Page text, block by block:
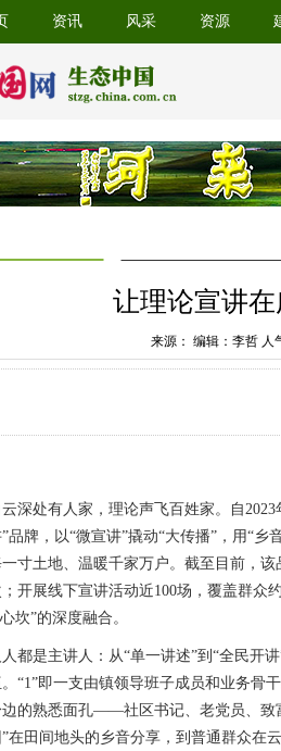
资讯 风采 资源
让理论宣讲
来源： 编辑：李哲 人
云深处有人家，理论声飞百姓家。自
品牌，以“微宣讲”撬动“大传播”，用“
寸土地、温暖千家万户。截至目前，
开展线下宣讲活动近100场，覆盖群众
坎”的深度融合。
人都是主讲人：从“单一讲述”到“全民开
“1”即一支由镇领导班子成员和业务骨
的熟悉面孔——社区书记、老党员、致
在田间地头的乡音分享，到普通群众在